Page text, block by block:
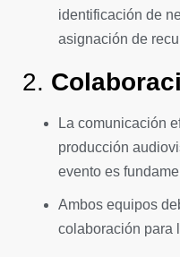
identificación de
asignación de
2.
La comunicación
producción
evento es
Ambos equipos
colaboración para